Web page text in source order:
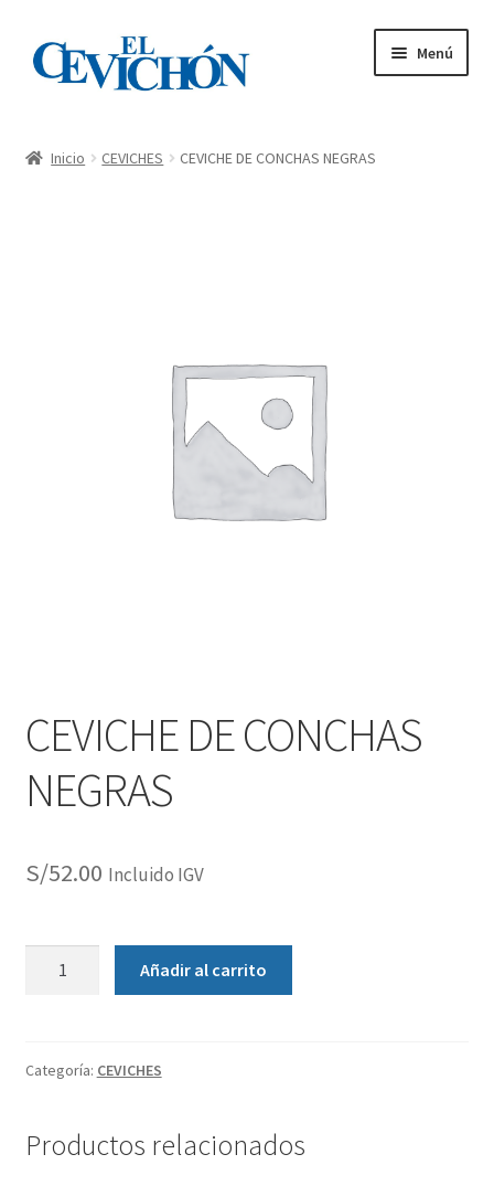
Menú
Inicio CEVICHES CEVICHE DE CONCHAS NEGRAS
CEVICHE DE CONCHAS
NEGRAS
S/52.00 Incluido IGV
Añadir al carrito
Categoría: CEVICHES
Productos relacionados